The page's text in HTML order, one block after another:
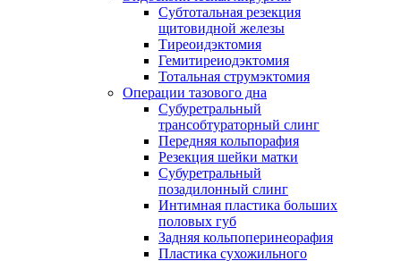
Субтотальная резекция
щитовидной железы
Тиреоидэктомия
Гемитиреиодэктомия
Тотальная струмэктомия
Операции тазового дна
Субуретральный
трансобтураторный слинг
Передняя кольпорафия
Резекция шейки матки
Субуретральный
позадилонный слинг
Интимная пластика больших
половых губ
Задняя кольпоперинеорафия
Пластика сухожильного